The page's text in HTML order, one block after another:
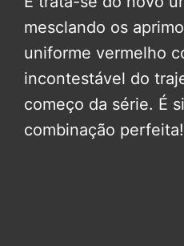
mesclando os
uniforme vermelho
incontestável do
começo da série. É
combinação perfeita!